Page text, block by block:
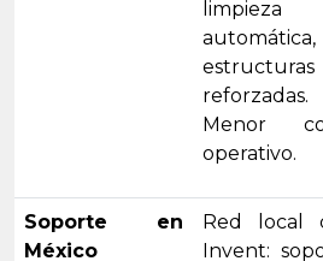
limpieza
automática,
estructuras
reforzadas.
Menor
operativo.
Soporte en
México
Red local
Invent: